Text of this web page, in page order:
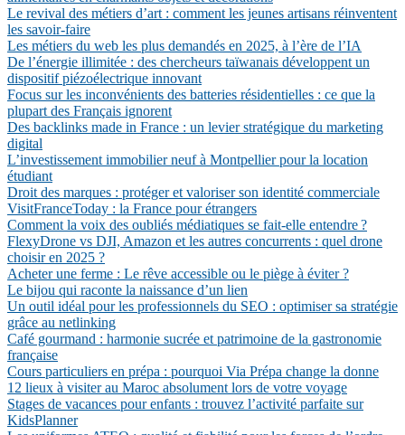
Le revival des métiers d’art : comment les jeunes artisans réinventent
les savoir-faire
Les métiers du web les plus demandés en 2025, à l’ère de l’IA
De l’énergie illimitée : des chercheurs taïwanais développent un
dispositif piézoélectrique innovant
Focus sur les inconvénients des batteries résidentielles : ce que la
plupart des Français ignorent
Des backlinks made in France : un levier stratégique du marketing
digital
L’investissement immobilier neuf à Montpellier pour la location
étudiant
Droit des marques : protéger et valoriser son identité commerciale
VisitFranceToday : la France pour étrangers
Comment la voix des oubliés médiatiques se fait-elle entendre ?
FlexyDrone vs DJI, Amazon et les autres concurrents : quel drone
choisir en 2025 ?
Acheter une ferme : Le rêve accessible ou le piège à éviter ?
Le bijou qui raconte la naissance d’un lien
Un outil idéal pour les professionnels du SEO : optimiser sa stratégie
grâce au netlinking
Café gourmand : harmonie sucrée et patrimoine de la gastronomie
française
Cours particuliers en prépa : pourquoi Via Prépa change la donne
12 lieux à visiter au Maroc absolument lors de votre voyage
Stages de vacances pour enfants : trouvez l’activité parfaite sur
KidsPlanner